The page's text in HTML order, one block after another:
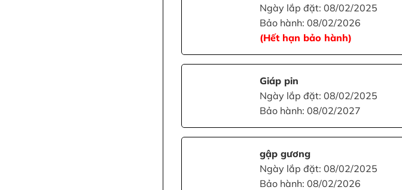
Ngày lắp đặt: 08/02/2025
Bảo hành: 08/02/2026
(Hết hạn bảo hành)
Giáp pin
Ngày lắp đặt: 08/02/2025
Bảo hành: 08/02/2027
gập gương
Ngày lắp đặt: 08/02/2025
Bảo hành: 08/02/2026